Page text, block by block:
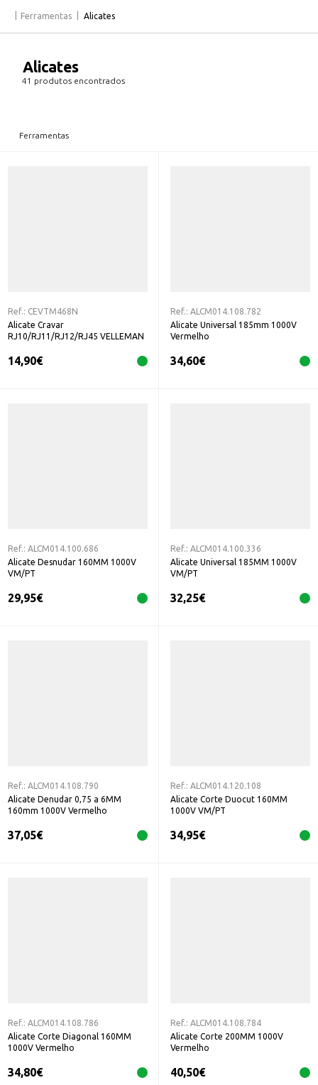
Ferramentas Alicates
Alicates
41 produtos encontrados
Ferramentas
Ref.: CEVTM468N
Alicate Cravar
RJ10/RJ11/RJ12/RJ45 VELLEMAN
14,90€
Ref.: ALCM014.108.782
Alicate Universal 185mm 1000V
Vermelho
34,60€
Ref.: ALCM014.100.686
Alicate Desnudar 160MM 1000V
VM/PT
29,95€
Ref.: ALCM014.100.336
Alicate Universal 185MM 1000V
VM/PT
32,25€
Ref.: ALCM014.108.790
Alicate Denudar 0,75 a 6MM
160mm 1000V Vermelho
37,05€
Ref.: ALCM014.120.108
Alicate Corte Duocut 160MM
1000V VM/PT
34,95€
Ref.: ALCM014.108.786
Alicate Corte Diagonal 160MM
1000V Vermelho
34,80€
Ref.: ALCM014.108.784
Alicate Corte 200MM 1000V
Vermelho
40,50€